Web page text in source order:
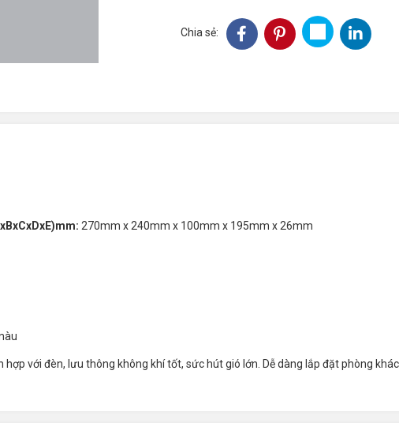
Chia sẻ:
270mm x 240mm x 100mm x 195mm x 26mm
với đèn, lưu thông không khí tốt, sức hút gió lớn. Dễ dàng lắp đặt phòng